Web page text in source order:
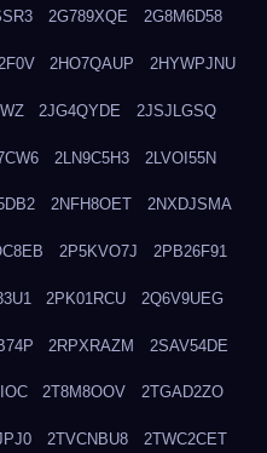
2G789XQE 2G8M6D58
2HO7QAUP 2HYWPJNU
2JG4QYDE 2JSJLGSQ
2LN9C5H3 2LVOI55N
2NFH8OET 2NXDJSMA
2P5KVO7J 2PB26F91
2PK01RCU 2Q6V9UEG
2RPXRAZM 2SAV54DE
2T8M8OOV 2TGAD2ZO
2TVCNBU8 2TWC2CET